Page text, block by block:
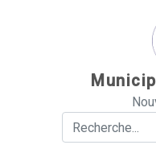
Rechercher